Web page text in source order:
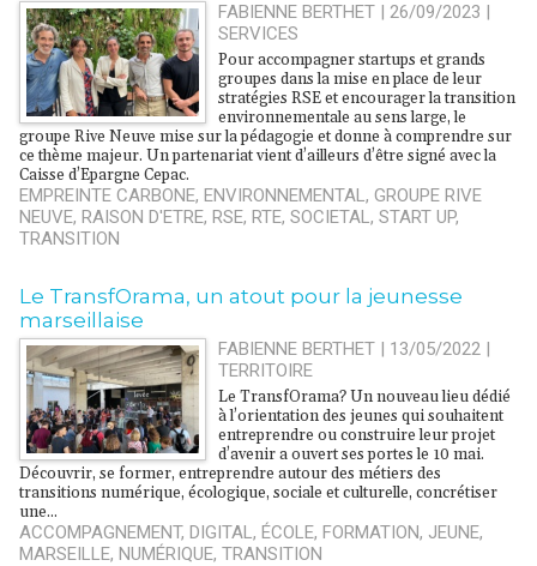
FABIENNE BERTHET | 26/09/2023 |
SERVICES
Pour accompagner startups et grands
groupes dans la mise en place de leur
stratégies RSE et encourager la transition
environnementale au sens large, le
groupe Rive Neuve mise sur la pédagogie et donne à comprendre sur
ce thème majeur. Un partenariat vient d’ailleurs d’être signé avec la
Caisse d’Epargne Cepac.
EMPREINTE CARBONE, ENVIRONNEMENTAL, GROUPE RIVE
NEUVE, RAISON D'ETRE, RSE, RTE, SOCIETAL, START UP,
TRANSITION
Le TransfOrama, un atout pour la jeunesse
marseillaise
FABIENNE BERTHET | 13/05/2022 |
TERRITOIRE
Le TransfOrama? Un nouveau lieu dédié
à l’orientation des jeunes qui souhaitent
entreprendre ou construire leur projet
d’avenir a ouvert ses portes le 10 mai.
Découvrir, se former, entreprendre autour des métiers des
transitions numérique, écologique, sociale et culturelle, concrétiser
une...
ACCOMPAGNEMENT, DIGITAL, ÉCOLE, FORMATION, JEUNE,
MARSEILLE, NUMÉRIQUE, TRANSITION